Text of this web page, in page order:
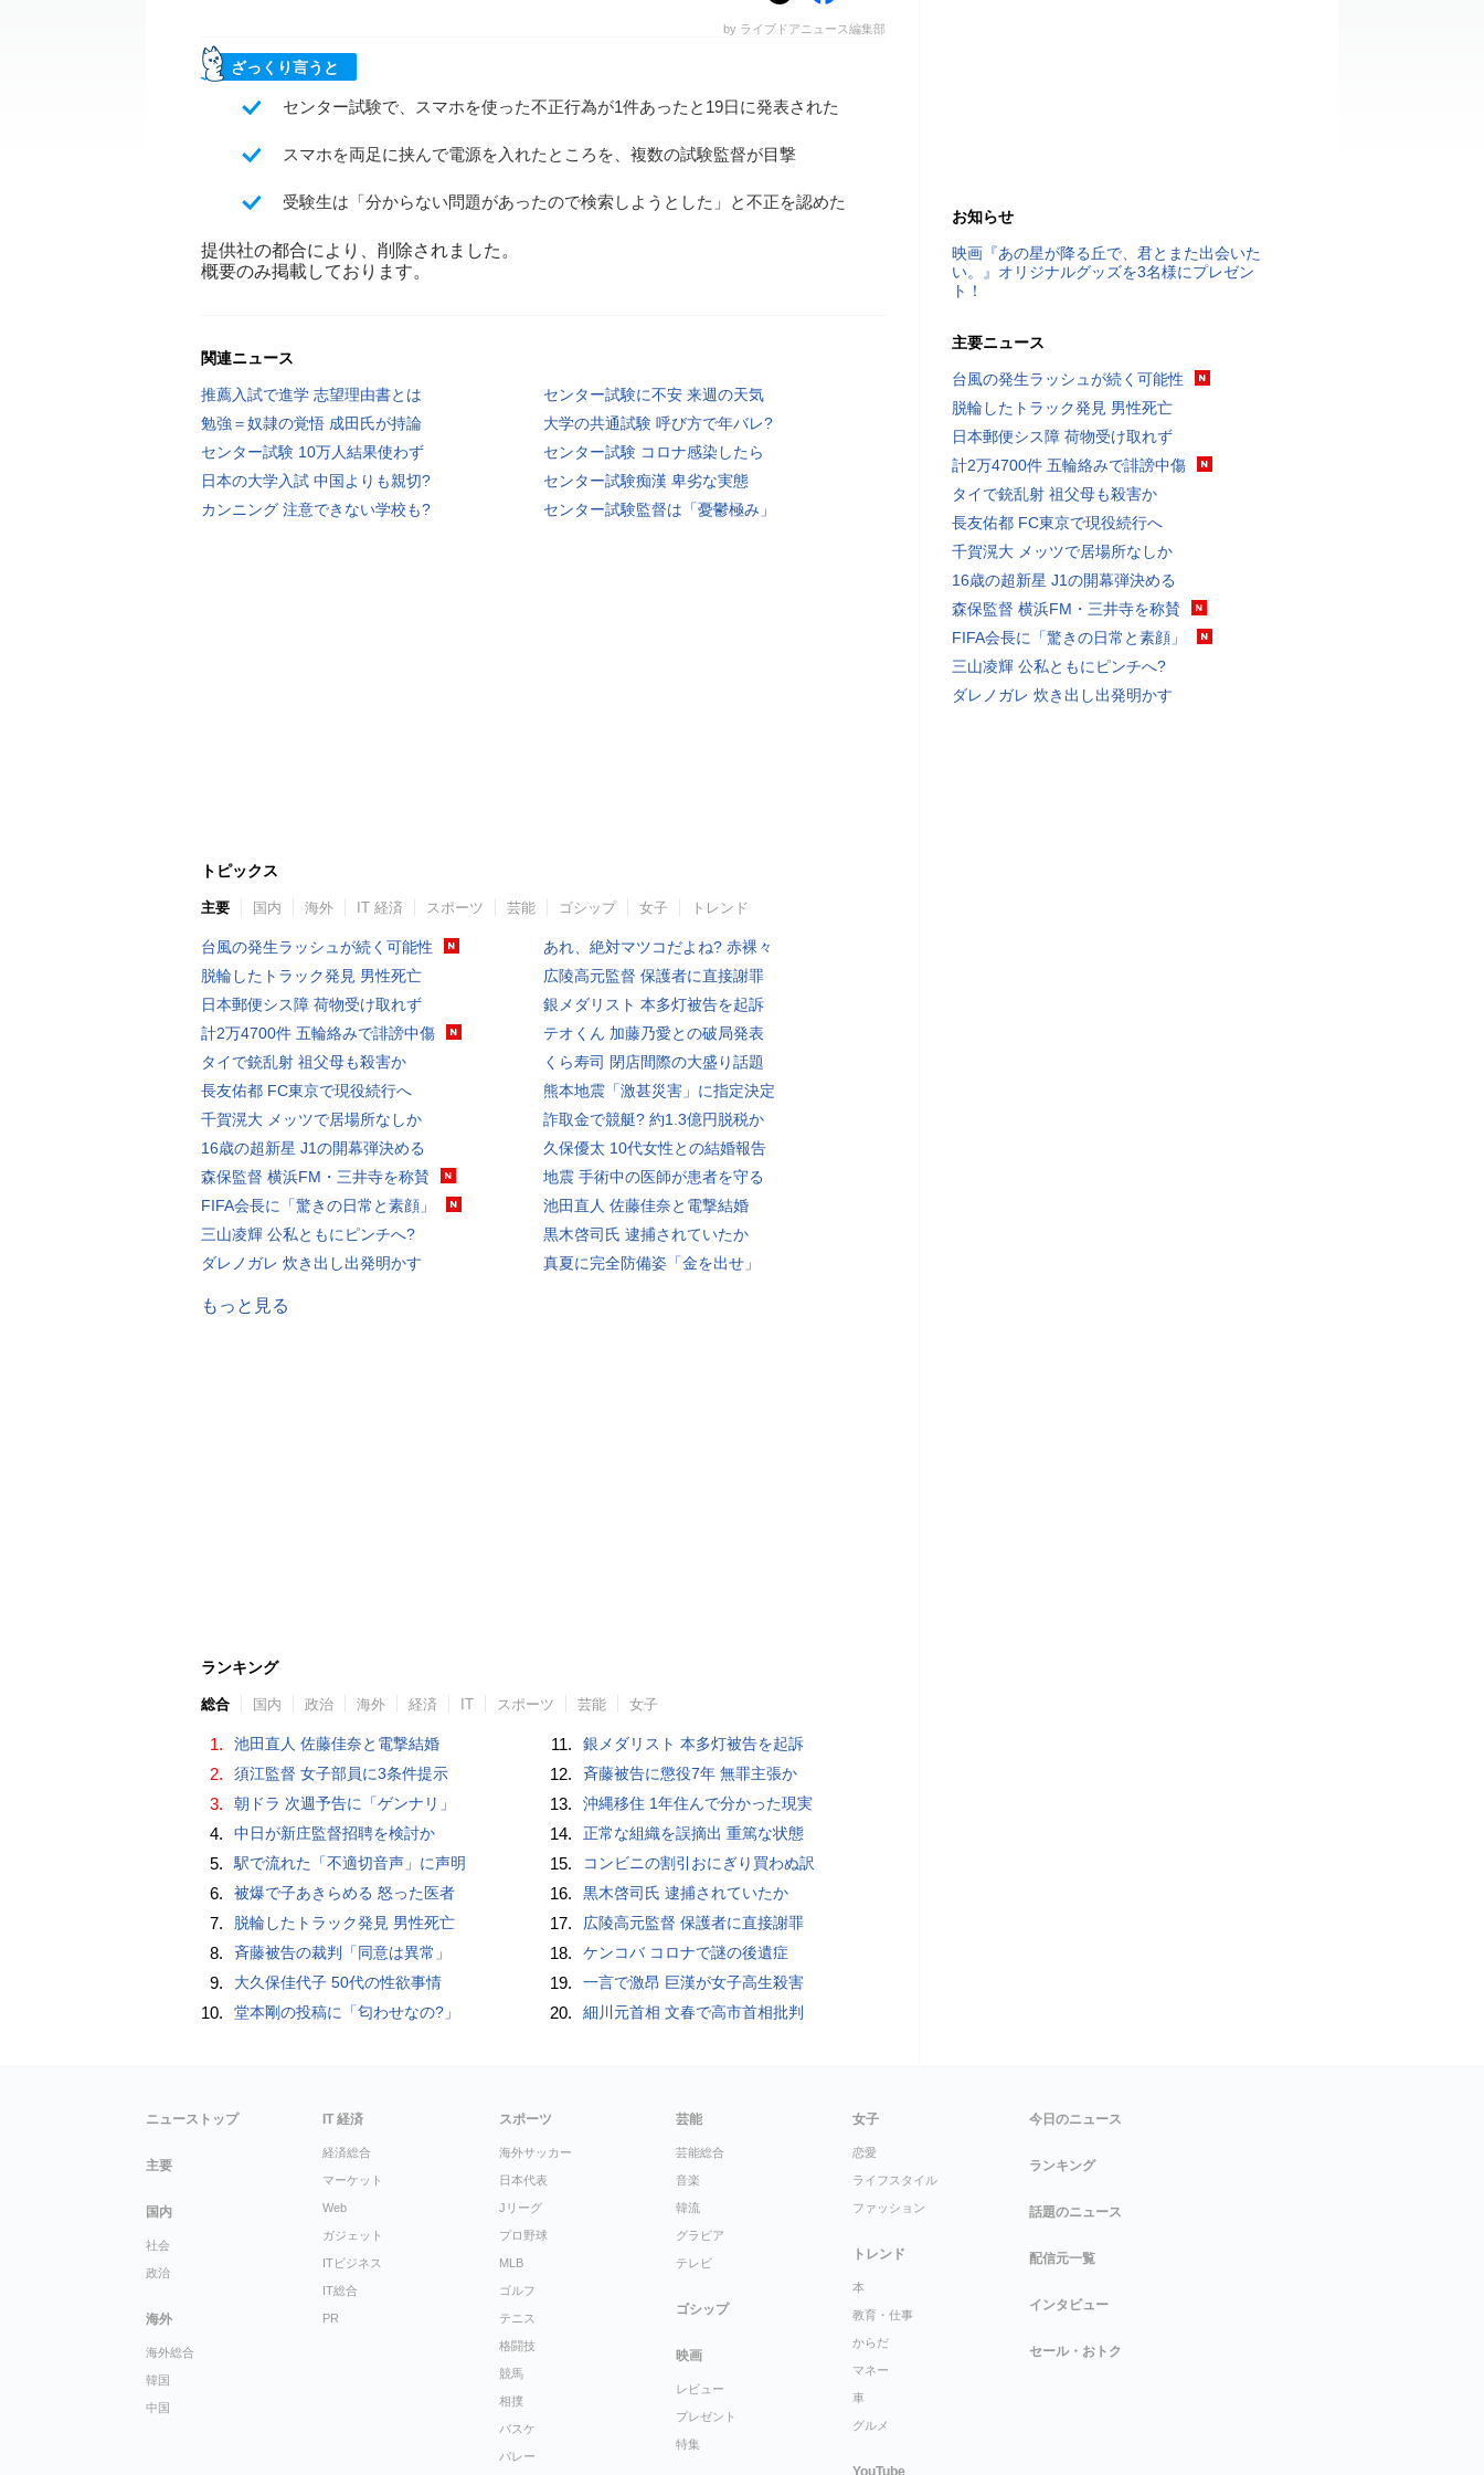
by ライブドアニュース編集部
ざっくり言うと
センター試験で、スマホを使った不正行為が1件あったと19日に発表された
スマホを両足に挟んで電源を入れたところを、複数の試験監督が目撃
受験生は「分からない問題があったので検索しようとした」と不正を認めた
提供社の都合により、削除されました。
概要のみ掲載しております。
関連ニュース
推薦入試で進学 志望理由書とは
センター試験に不安 来週の天気
勉強＝奴隷の覚悟 成田氏が持論
大学の共通試験 呼び方で年バレ?
センター試験 10万人結果使わず
センター試験 コロナ感染したら
日本の大学入試 中国よりも親切?
センター試験痴漢 卑劣な実態
カンニング 注意できない学校も?
センター試験監督は「憂鬱極み」
トピックス
主要 国内 海外 IT 経済 スポーツ 芸能 ゴシップ 女子 トレンド
台風の発生ラッシュが続く可能性
脱輪したトラック発見 男性死亡
日本郵便シス障 荷物受け取れず
計2万4700件 五輪絡みで誹謗中傷
タイで銃乱射 祖父母も殺害か
長友佑都 FC東京で現役続行へ
千賀滉大 メッツで居場所なしか
16歳の超新星 J1の開幕弾決める
森保監督 横浜FM・三井寺を称賛
FIFA会長に「驚きの日常と素顔」
三山凌輝 公私ともにピンチへ?
ダレノガレ 炊き出し出発明かす
あれ、絶対マツコだよね? 赤裸々
広陵高元監督 保護者に直接謝罪
銀メダリスト 本多灯被告を起訴
テオくん 加藤乃愛との破局発表
くら寿司 閉店間際の大盛り話題
熊本地震「激甚災害」に指定決定
詐取金で競艇? 約1.3億円脱税か
久保優太 10代女性との結婚報告
地震 手術中の医師が患者を守る
池田直人 佐藤佳奈と電撃結婚
黒木啓司氏 逮捕されていたか
真夏に完全防備姿「金を出せ」
もっと見る
ランキング
総合 国内 政治 海外 経済 IT スポーツ 芸能 女子
1. 池田直人 佐藤佳奈と電撃結婚
2. 須江監督 女子部員に3条件提示
3. 朝ドラ 次週予告に「ゲンナリ」
4. 中日が新庄監督招聘を検討か
5. 駅で流れた「不適切音声」に声明
6. 被爆で子あきらめる 怒った医者
7. 脱輪したトラック発見 男性死亡
8. 斉藤被告の裁判「同意は異常」
9. 大久保佳代子 50代の性欲事情
10. 堂本剛の投稿に「匂わせなの?」
11. 銀メダリスト 本多灯被告を起訴
12. 斉藤被告に懲役7年 無罪主張か
13. 沖縄移住 1年住んで分かった現実
14. 正常な組織を誤摘出 重篤な状態
15. コンビニの割引おにぎり買わぬ訳
16. 黒木啓司氏 逮捕されていたか
17. 広陵高元監督 保護者に直接謝罪
18. ケンコバ コロナで謎の後遺症
19. 一言で激昂 巨漢が女子高生殺害
20. 細川元首相 文春で高市首相批判
お知らせ
映画『あの星が降る丘で、君とまた出会いた
い。』オリジナルグッズを3名様にプレゼン
ト！
主要ニュース
台風の発生ラッシュが続く可能性
脱輪したトラック発見 男性死亡
日本郵便シス障 荷物受け取れず
計2万4700件 五輪絡みで誹謗中傷
タイで銃乱射 祖父母も殺害か
長友佑都 FC東京で現役続行へ
千賀滉大 メッツで居場所なしか
16歳の超新星 J1の開幕弾決める
森保監督 横浜FM・三井寺を称賛
FIFA会長に「驚きの日常と素顔」
三山凌輝 公私ともにピンチへ?
ダレノガレ 炊き出し出発明かす
ニューストップ
主要
国内
社会
政治
海外
海外総合
韓国
中国
IT 経済
経済総合
マーケット
Web
ガジェット
ITビジネス
IT総合
PR
スポーツ
海外サッカー
日本代表
Jリーグ
プロ野球
MLB
ゴルフ
テニス
格闘技
競馬
相撲
バスケ
バレー
芸能
芸能総合
音楽
韓流
グラビア
テレビ
ゴシップ
映画
レビュー
プレゼント
特集
女子
恋愛
ライフスタイル
ファッション
トレンド
本
教育・仕事
からだ
マネー
車
グルメ
YouTube
今日のニュース
ランキング
話題のニュース
配信元一覧
インタビュー
セール・おトク